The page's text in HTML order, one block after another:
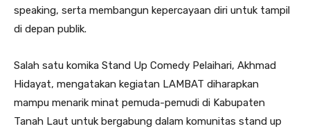
speaking, serta membangun kepercayaan diri untuk tampil
di depan publik.
Salah satu komika Stand Up Comedy Pelaihari, Akhmad
Hidayat, mengatakan kegiatan LAMBAT diharapkan
mampu menarik minat pemuda-pemudi di Kabupaten
Tanah Laut untuk bergabung dalam komunitas stand up